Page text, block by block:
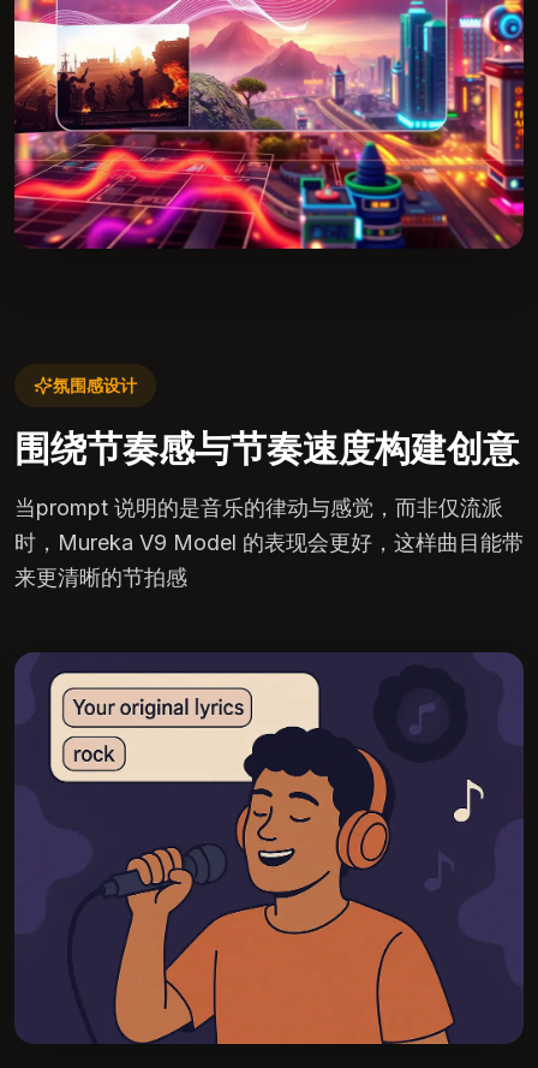
氛围感设计
围绕节奏感与节奏速度构建创意
当prompt 说明的是音乐的律动与感觉，而非仅流派
时，Mureka V9 Model 的表现会更好，这样曲目能带
来更清晰的节拍感